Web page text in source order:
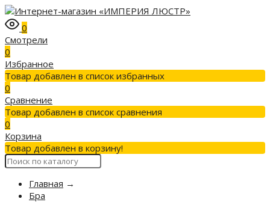
0
Смотрели
0
Избранное
Товар добавлен в список избранных
0
Сравнение
Товар добавлен в список сравнения
0
Корзина
Товар добавлен в корзину!
Главная →
Бра